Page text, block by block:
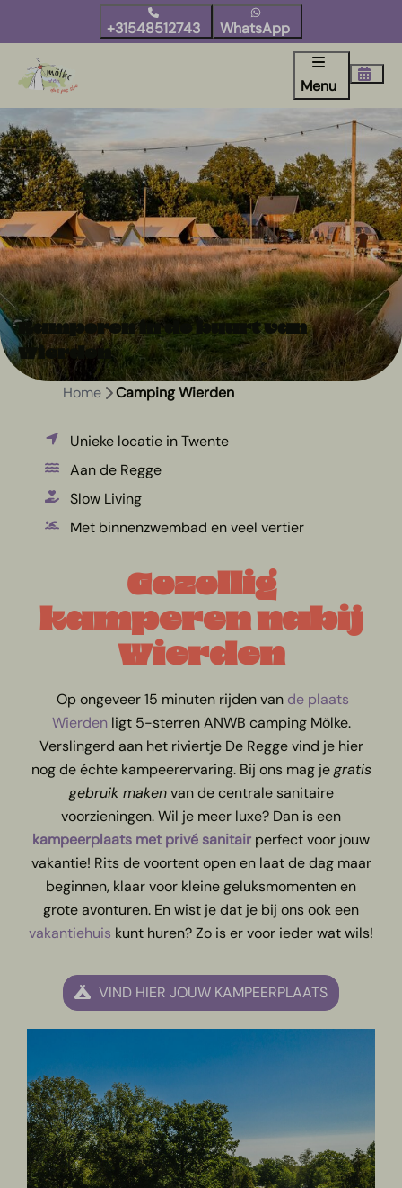
+31548512743 WhatsApp
Menu
Kamperen in de buurt van
Wierden
Home Camping Wierden
Unieke locatie in Twente
Aan de Regge
Slow Living
Met binnenzwembad en veel vertier
Gezellig
kamperen nabij
Wierden
Op ongeveer 15 minuten rijden van de plaats
Wierden ligt 5-sterren ANWB camping Mölke.
Verslingerd aan het riviertje De Regge vind je hier
nog de échte kampeerervaring. Bij ons mag jegratis
gebruik makenvan de centrale sanitaire
voorzieningen. Wil je meer luxe? Dan is een
kampeerplaats met privé sanitair perfect voor jouw
vakantie! Rits de voortent open en laat de dag maar
beginnen, klaar voor kleine geluksmomenten en
grote avonturen. En wist je dat je bij ons ook een
vakantiehuis kunt huren? Zo is er voor ieder wat wils!
VIND HIER JOUW KAMPEERPLAATS